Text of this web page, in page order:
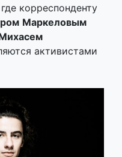
корреспонденту
Маркеловым
активистами